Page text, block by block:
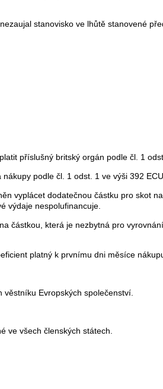
stanovisko ve lhůtě stanovené
příslušný britský orgán podle čl. 1
podle čl. 1 odst. 1 ve výši 392
vyplácet dodatečnou částku pro skot
výdaje nespolufinancuje.
částkou, která je nezbytná pro
platný k prvnímu dni měsíce
Evropských společenství.
ve všech členských státech.